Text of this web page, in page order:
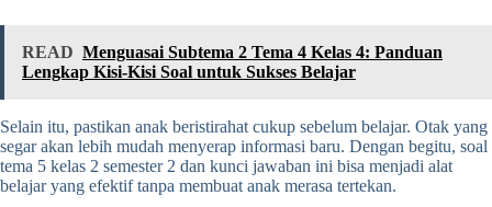
READ Menguasai Subtema 2 Tema 4 Kelas 4: Panduan
Lengkap Kisi-Kisi Soal untuk Sukses Belajar
Selain itu, pastikan anak beristirahat cukup sebelum belajar. Otak yang
segar akan lebih mudah menyerap informasi baru. Dengan begitu, soal
tema 5 kelas 2 semester 2 dan kunci jawaban ini bisa menjadi alat
belajar yang efektif tanpa membuat anak merasa tertekan.